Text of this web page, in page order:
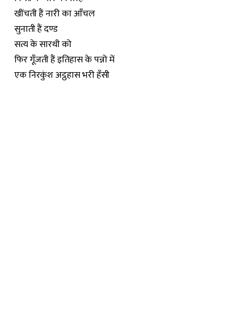
खींचती हैं नारी का आँचल
सुनाती हैं दण्ड
सत्य के सारथी को
फिर गूँजती हैं इतिहास के पन्नो में
एक निरकुंश अट्ठहास भरी हँसी